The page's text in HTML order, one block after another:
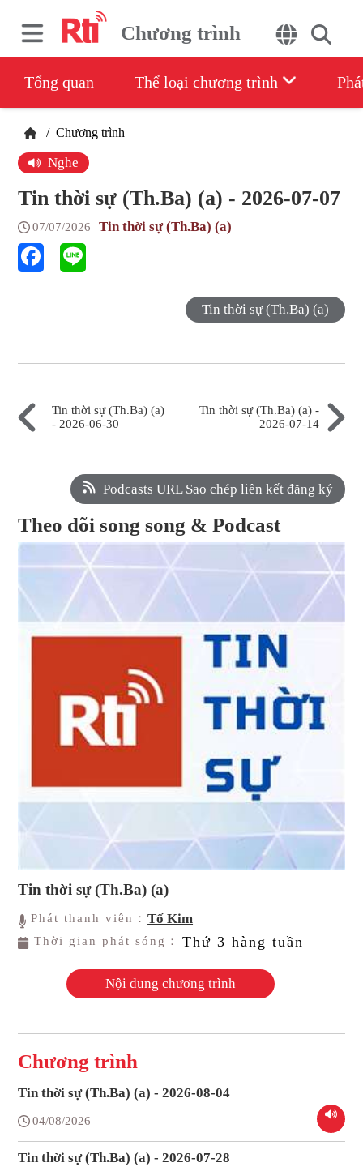
Chương trình
Tổng quan Thể loại chương trình
/ Chương trình
Nghe
Tin thời sự (Th.Ba) (a) - 2026-07-07
07/07/2026 Tin thời sự (Th.Ba) (a)
Tin thời sự (Th.Ba) (a)
Tin thời sự (Th.Ba) (a)
- 2026-06-30
Tin thời sự (Th.Ba) (a) -
2026-07-14
Podcasts URL Sao chép liên kết đăng ký
Theo dõi song song & Podcast
Tin thời sự (Th.Ba) (a)
Phát thanh viên：Tố Kim
Thời gian phát sóng： Thứ 3 hàng tuần
Nội dung chương trình
Chương trình
Tin thời sự (Th.Ba) (a) - 2026-08-04
04/08/2026
Tin thời sự (Th.Ba) (a) - 2026-07-28